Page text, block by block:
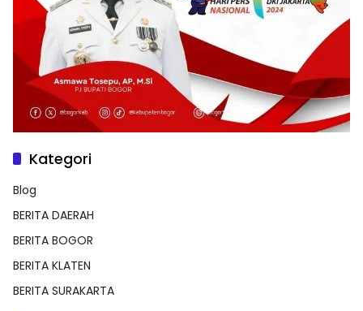
Kategori
Blog
BERITA DAERAH
BERITA BOGOR
BERITA KLATEN
BERITA SURAKARTA